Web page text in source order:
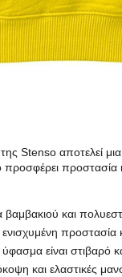
της Stenso αποτελεί
προσφέρει
και
προστασία
είναι στιβαρό
και ελαστικές